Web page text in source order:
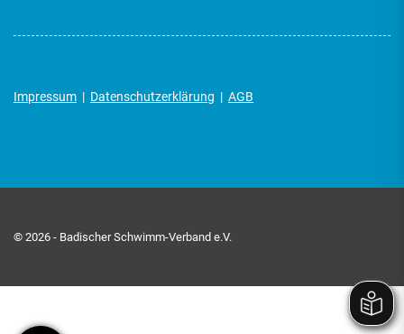
Impressum | Datenschutzerklärung | AGB
© 2026 - Badischer Schwimm-Verband e.V.